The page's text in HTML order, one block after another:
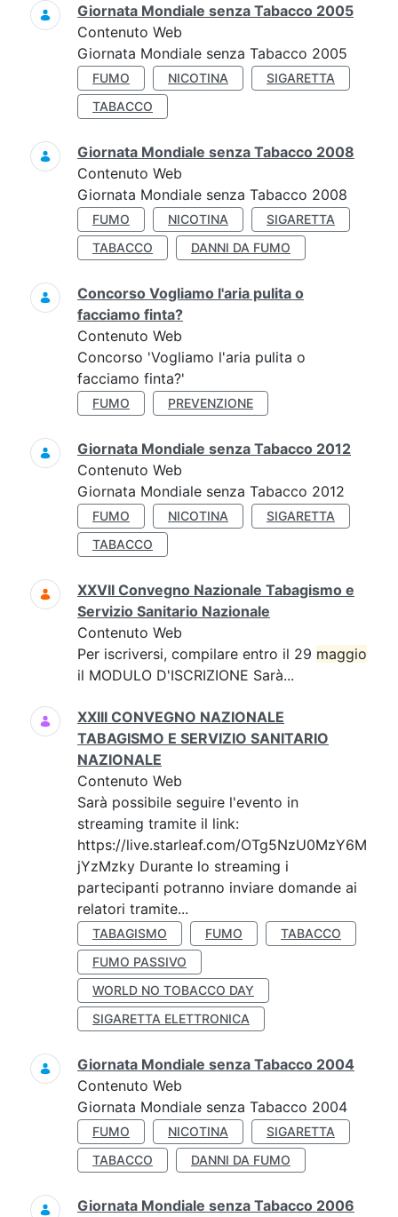
Giornata Mondiale senza Tabacco 2005
Contenuto Web
Giornata Mondiale senza Tabacco 2005
FUMO NICOTINA
SIGARETTA
TABACCO
Giornata Mondiale senza Tabacco 2008
Contenuto Web
Giornata Mondiale senza Tabacco 2008
FUMO NICOTINA
SIGARETTA
TABACCO
DANNI DA FUMO
Concorso Vogliamo l'aria pulita o
facciamo finta?
Contenuto Web
Concorso 'Vogliamo l'aria pulita o
facciamo finta?'
FUMO PREVENZIONE
Giornata Mondiale senza Tabacco 2012
Contenuto Web
Giornata Mondiale senza Tabacco 2012
FUMO NICOTINA
SIGARETTA
TABACCO
XXVII Convegno Nazionale Tabagismo e
Servizio Sanitario Nazionale
Contenuto Web
Per iscriversi, compilare entro il 29 maggio
il MODULO D'ISCRIZIONE Sarà...
XXIII CONVEGNO NAZIONALE
TABAGISMO E SERVIZIO SANITARIO
NAZIONALE
Contenuto Web
Sarà possibile seguire l'evento in
streaming tramite il link:
https://live.starleaf.com/OTg5NzU0MzY6M
jYzMzky Durante lo streaming i
partecipanti potranno inviare domande ai
relatori tramite...
TABAGISMO FUMO
TABACCO
FUMO PASSIVO
WORLD NO TOBACCO DAY
SIGARETTA ELETTRONICA
Giornata Mondiale senza Tabacco 2004
Contenuto Web
Giornata Mondiale senza Tabacco 2004
FUMO NICOTINA
SIGARETTA
TABACCO
DANNI DA FUMO
Giornata Mondiale senza Tabacco 2006